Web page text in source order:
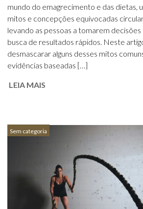
mundo do emagrecimento e das dietas,
mitos e concepções equivocadas
levando as pessoas a tomarem
busca de resultados rápidos. Neste
desmascarar alguns desses mitos
evidências baseadas […]
LEIA MAIS
Sem categoria